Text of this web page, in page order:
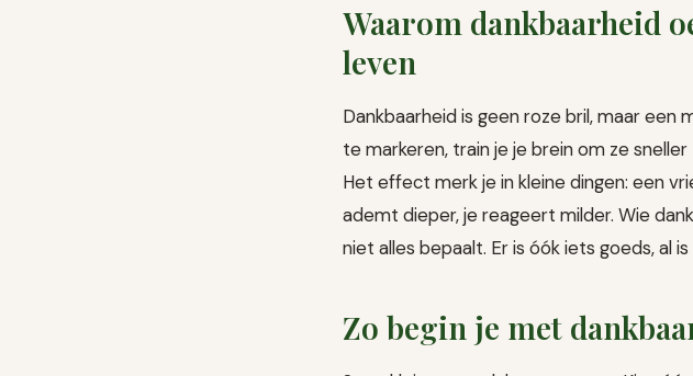
Waarom dankbaarheid
leven
Dankbaarheid is geen roze bril, maar een
te markeren, train je je brein om ze
Het effect merk je in kleine dingen: een
ademt dieper, je reageert milder. Wie
niet alles bepaalt. Er is óók iets goeds, al is
Zo begin je met